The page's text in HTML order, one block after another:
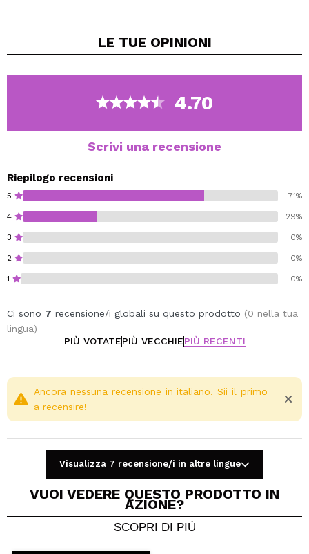
tonifica.
L'olio di mandorle protegge dall'invecchiamento,
LE TUE OPINIONI
4.70
Scrivi una recensione
Riepilogo recensioni
5 71%
4 29%
3 0%
2 0%
1 0%
Ci sono 7 recensione/i globali su questo prodotto (0 nella tua
lingua)
PIÙ VOTATEPIÙ VECCHIEPIÙ RECENTI
Condividi un video o una foto
Il tuo video potrebbe essere il primo. Immaginalo...
Ancora nessuna recensione in italiano. Sii il primo
a recensire!
Visualizza 7 recensione/i in altre lingue
VUOI VEDERE QUESTO PRODOTTO IN
AZIONE?
SCOPRI DI PIÙ